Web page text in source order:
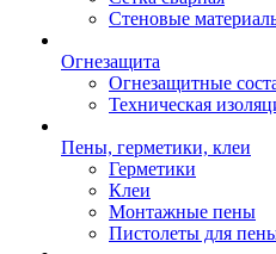
Стеновые
Огнезащита
Огнезащитные
Техническая
Пены, герметики, клеи
Герметики
Клеи
Монтажные пены
Пистолеты для